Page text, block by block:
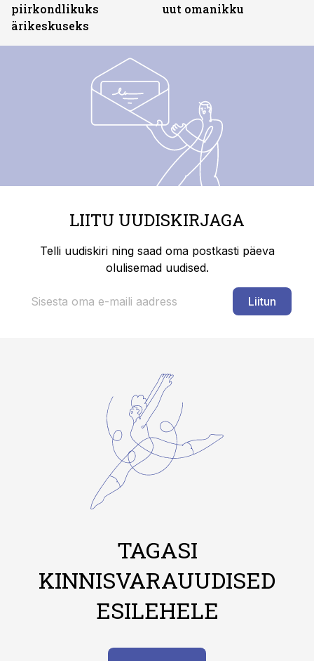
piirkondlikuks
ärikeskuseks
uut omanikku
LIITU UUDISKIRJAGA
Telli uudiskiri ning saad oma postkasti päeva
olulisemad uudised.
Liitun
TAGASI
KINNISVARAUUDISED
ESILEHELE